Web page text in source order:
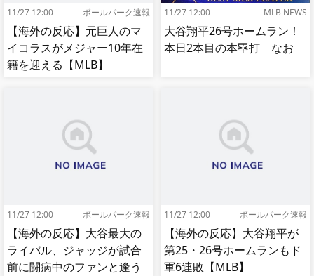
11/27 12:00 ボールパーク速報
【海外の反応】元巨人のマ
イコラスがメジャー10年在
籍を迎える【MLB】
11/27 12:00 MLB NEWS
大谷翔平26号ホームラン！
本日2本目の本塁打 なお
11/27 12:00 ボールパーク速報
【海外の反応】大谷最大の
ライバル、ジャッジが試合
前に闘病中のファンと逢う
11/27 12:00 ボールパーク速報
【海外の反応】大谷翔平が
第25・26号ホームランもド
軍6連敗【MLB】